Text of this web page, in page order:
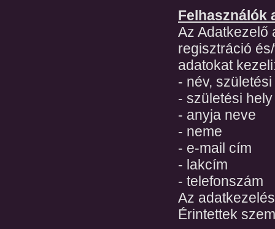
Felhasználók
Az Adatkezelő
regisztráció
adatokat
- név,
- születési
- anyja neve
- neme
- e-mail cím
- lakcím
- telefonszám
Az
Érintettek